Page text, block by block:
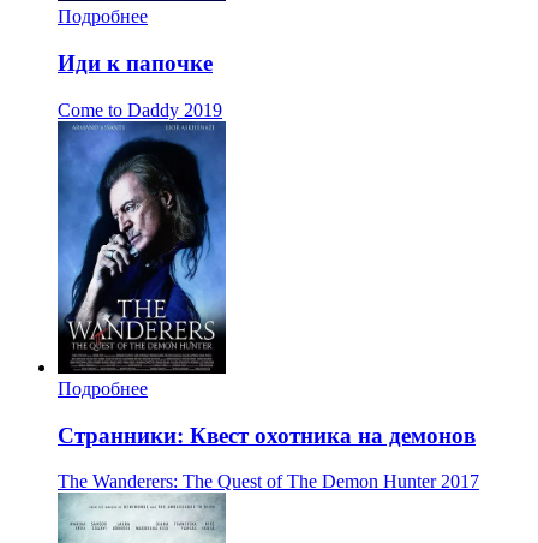
Подробнее
Иди к папочке
Come to Daddy 2019
Подробнее
Странники: Квест охотника на демонов
The Wanderers: The Quest of The Demon Hunter 2017